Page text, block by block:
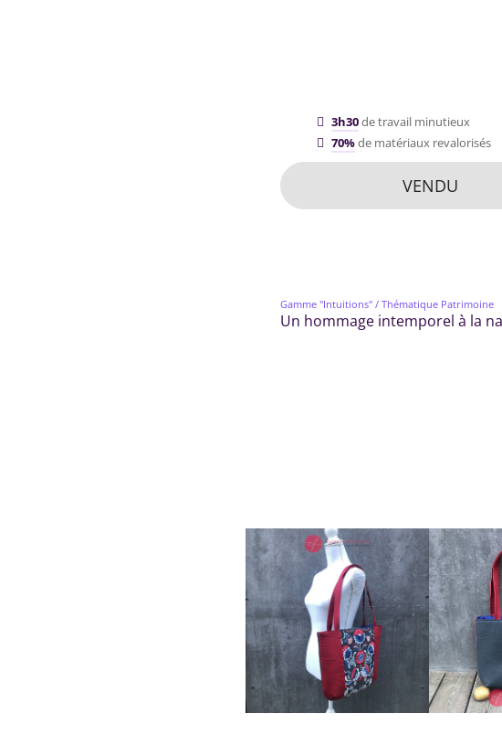
3h30de travail minutieux
70%de matériaux revalorisés
VENDU
Gamme "Intuitions" / Thématique Patrimoine
Un hommage intemporel à la